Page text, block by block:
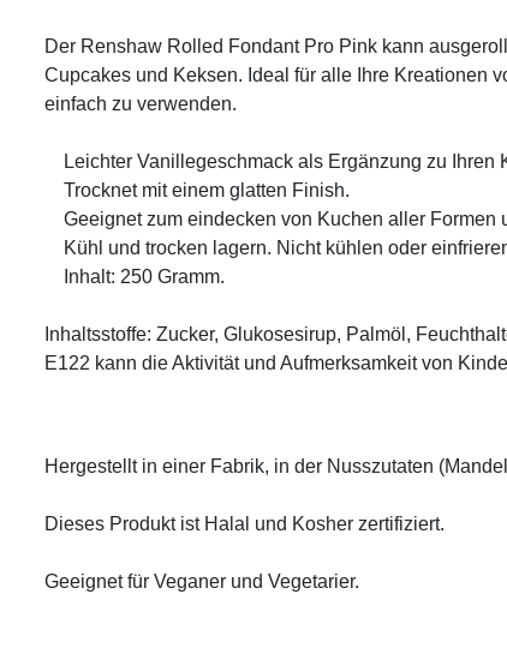
Der Renshaw Rolled Fondant Pro Pink kann
Cupcakes und Keksen. Ideal für alle Ihre Kreationen
einfach zu verwenden.
Leichter Vanillegeschmack als Ergänzung zu Ihren
    Trocknet mit einem glatten Finish.
Geeignet zum eindecken von Kuchen aller Formen
Kühl und trocken lagern. Nicht kühlen oder
    Inhalt: 250 Gramm.
Inhaltsstoffe: Zucker,
E122 kann die Aktivität und Aufmerksamkeit von
Hergestellt in einer Fabrik, in der Nusszutaten
Dieses Produkt ist Halal und Kosher zertifiziert.
Geeignet für Veganer und Vegetarier.